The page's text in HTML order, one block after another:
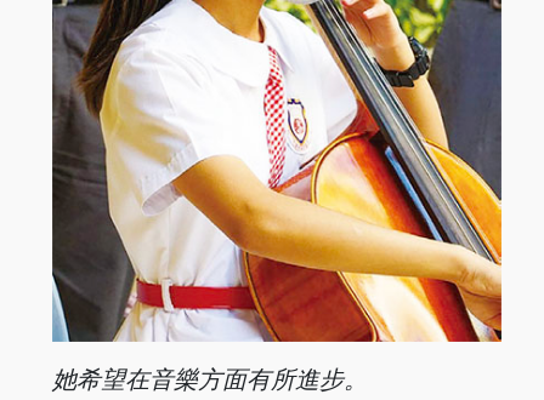
她希望在音樂方面有所進步。